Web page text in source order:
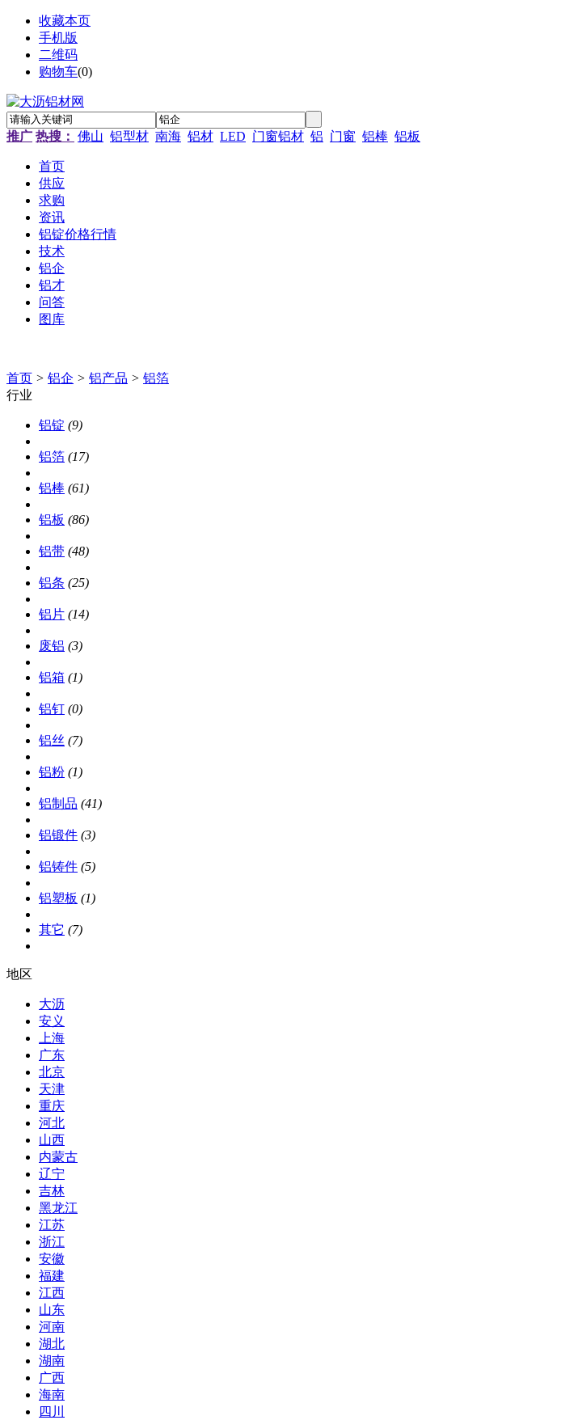
收藏本页
手机版
二维码
购物车(0)
推广 热搜： 佛山 铝型材 南海 铝材 LED 门窗铝材 铝 门窗 铝棒 铝板
首页
供应
求购
资讯
铝锭价格行情
技术
铝企
铝才
问答
图库
首页 > 铝企 > 铝产品 > 铝箔
行业
铝锭 (9)
铝箔 (17)
铝棒 (61)
铝板 (86)
铝带 (48)
铝条 (25)
铝片 (14)
废铝 (3)
铝箱 (1)
铝钉 (0)
铝丝 (7)
铝粉 (1)
铝制品 (41)
铝锻件 (3)
铝铸件 (5)
铝塑板 (1)
其它 (7)
地区
大沥
安义
上海
广东
北京
天津
重庆
河北
山西
内蒙古
辽宁
吉林
黑龙江
江苏
浙江
安徽
福建
江西
山东
河南
湖北
湖南
广西
海南
四川